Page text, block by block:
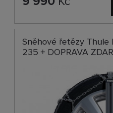
Sněhové řetězy Thule
235 + DOPRAVA